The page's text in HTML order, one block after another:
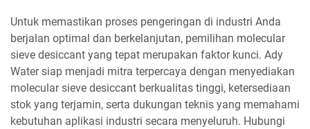
Untuk memastikan proses pengeringan di industri Anda
berjalan optimal dan berkelanjutan, pemilihan molecular
sieve desiccant yang tepat merupakan faktor kunci. Ady
Water siap menjadi mitra terpercaya dengan menyediakan
molecular sieve desiccant berkualitas tinggi, ketersediaan
stok yang terjamin, serta dukungan teknis yang memahami
kebutuhan aplikasi industri secara menyeluruh. Hubungi